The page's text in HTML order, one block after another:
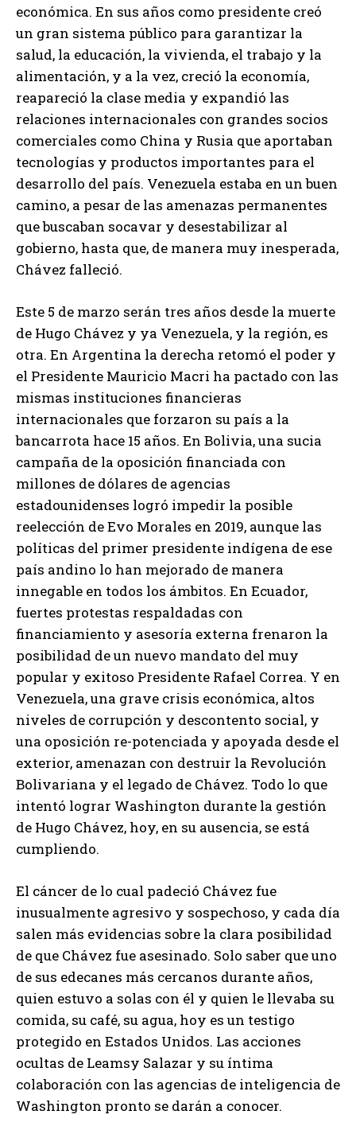
económica. En sus años como presidente creó
un gran sistema público para garantizar la
salud, la educación, la vivienda, el trabajo y la
alimentación, y a la vez, creció la economía,
reapareció la clase media y expandió las
relaciones internacionales con grandes socios
comerciales como China y Rusia que aportaban
tecnologías y productos importantes para el
desarrollo del país. Venezuela estaba en un buen
camino, a pesar de las amenazas permanentes
que buscaban socavar y desestabilizar al
gobierno, hasta que, de manera muy inesperada,
Chávez falleció.
Este 5 de marzo serán tres años desde la muerte
de Hugo Chávez y ya Venezuela, y la región, es
otra. En Argentina la derecha retomó el poder y
el Presidente Mauricio Macri ha pactado con las
mismas instituciones financieras
internacionales que forzaron su país a la
bancarrota hace 15 años. En Bolivia, una sucia
campaña de la oposición financiada con
millones de dólares de agencias
estadounidenses logró impedir la posible
reelección de Evo Morales en 2019, aunque las
políticas del primer presidente indígena de ese
país andino lo han mejorado de manera
innegable en todos los ámbitos. En Ecuador,
fuertes protestas respaldadas con
financiamiento y asesoría externa frenaron la
posibilidad de un nuevo mandato del muy
popular y exitoso Presidente Rafael Correa. Y en
Venezuela, una grave crisis económica, altos
niveles de corrupción y descontento social, y
una oposición re-potenciada y apoyada desde el
exterior, amenazan con destruir la Revolución
Bolivariana y el legado de Chávez. Todo lo que
intentó lograr Washington durante la gestión
de Hugo Chávez, hoy, en su ausencia, se está
cumpliendo.
El cáncer de lo cual padeció Chávez fue
inusualmente agresivo y sospechoso, y cada día
salen más evidencias sobre la clara posibilidad
de que Chávez fue asesinado. Solo saber que uno
de sus edecanes más cercanos durante años,
quien estuvo a solas con él y quien le llevaba su
comida, su café, su agua, hoy es un testigo
protegido en Estados Unidos. Las acciones
ocultas de Leamsy Salazar y su íntima
colaboración con las agencias de inteligencia de
Washington pronto se darán a conocer.